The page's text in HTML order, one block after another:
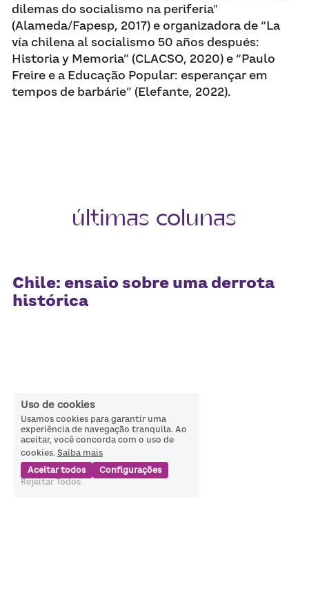
dilemas do socialismo na periferia"
(Alameda/Fapesp, 2017) e organizadora de “La
vía chilena al socialismo 50 años después:
Historia y Memoria” (CLACSO, 2020) e “Paulo
Freire e a Educação Popular: esperançar em
tempos de barbárie” (Elefante, 2022).
últimas colunas
Chile: ensaio sobre uma derrota
histórica
Uso de cookies
Usamos cookies para garantir uma
experiência de navegação tranquila. Ao
aceitar, você concorda com o uso de
cookies. Saiba mais
Aceitar todos
Configurações
Rejeitar Todos